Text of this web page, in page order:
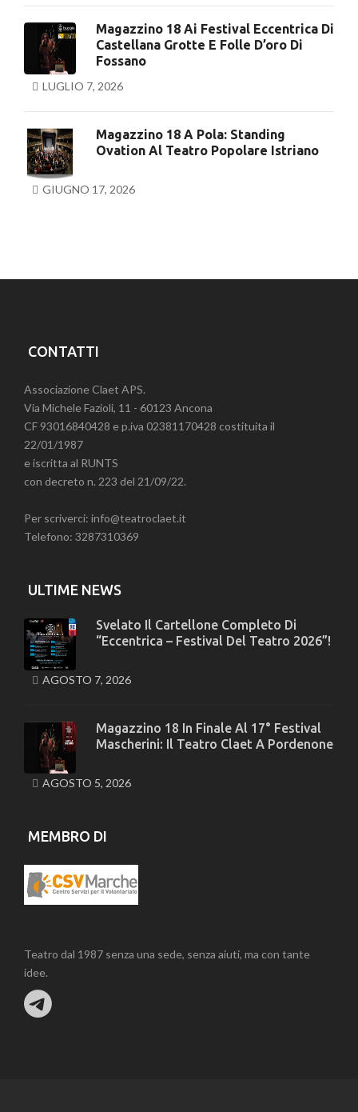
Magazzino 18 Ai Festival Eccentrica Di
Castellana Grotte E Folle D’oro Di
Fossano
LUGLIO 7, 2026
Magazzino 18 A Pola: Standing
Ovation Al Teatro Popolare Istriano
GIUGNO 17, 2026
CONTATTI
Associazione Claet APS.
Via Michele Fazioli, 11 - 60123 Ancona
CF 93016840428 e p.iva 02381170428 costituita il
22/01/1987
e iscritta al RUNTS
con decreto n. 223 del 21/09/22.
Per scriverci: info@teatroclaet.it
Telefono: 3287310369
ULTIME NEWS
Svelato Il Cartellone Completo Di
“Eccentrica – Festival Del Teatro 2026”!
AGOSTO 7, 2026
Magazzino 18 In Finale Al 17° Festival
Mascherini: Il Teatro Claet A Pordenone
AGOSTO 5, 2026
MEMBRO DI
Teatro dal 1987 senza una sede, senza aiuti, ma con tante
idee.